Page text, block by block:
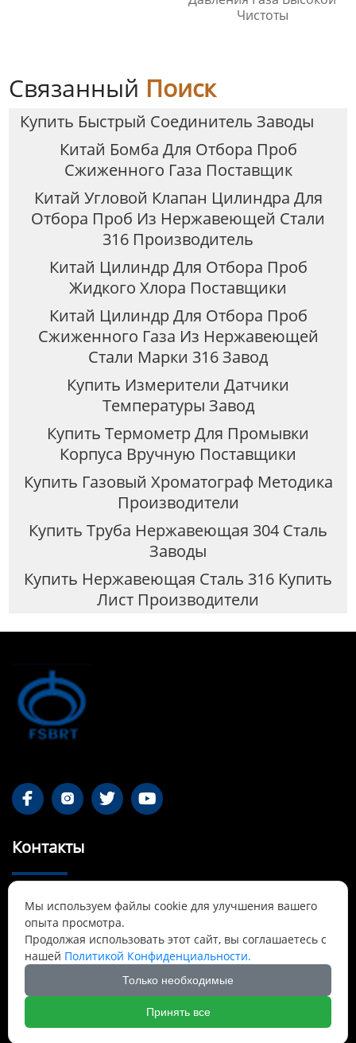
Чистоты
Связанный Поиск
Купить Быстрый Соединитель Заводы
Китай Бомба Для Отбора Проб
Сжиженного Газа Поставщик
Китай Угловой Клапан Цилиндра Для
Отбора Проб Из Нержавеющей Стали
316 Производитель
Китай Цилиндр Для Отбора Проб
Жидкого Хлора Поставщики
Китай Цилиндр Для Отбора Проб
Сжиженного Газа Из Нержавеющей
Стали Марки 316 Завод
Купить Измерители Датчики
Температуры Завод
Купить Термометр Для Промывки
Корпуса Вручную Поставщики
Купить Газовый Хроматограф Методика
Производители
Купить Труба Нержавеющая 304 Сталь
Заводы
Купить Нержавеющая Сталь 316 Купить
Лист Производители
   
Контакты

55-1 Qianjin Road, район Синьфу, Фушунь,
Ляонин
 Cnbrtsummer@gmail.com
+8613841389007
Мы используем файлы cookie для улучшения вашего
опыта просмотра.
Продолжая использовать этот сайт, вы соглашаетесь с
нашей Политикой Конфиденциальности.
Только необходимые
Принять все